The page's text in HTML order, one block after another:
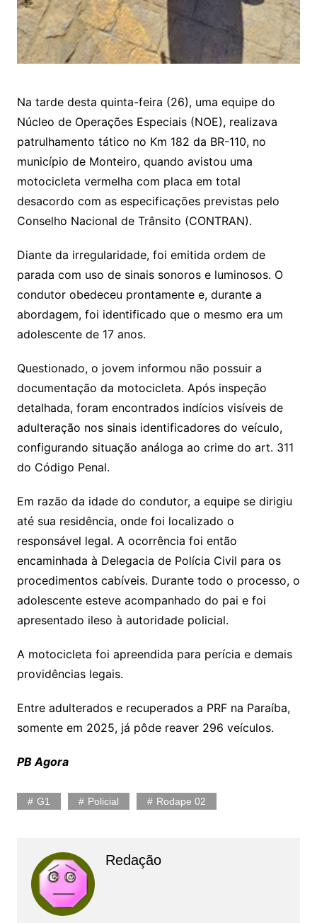
Na tarde desta quinta-feira (26), uma equipe do
Núcleo de Operações Especiais (NOE), realizava
patrulhamento tático no Km 182 da BR-110, no
município de Monteiro, quando avistou uma
motocicleta vermelha com placa em total
desacordo com as especificações previstas pelo
Conselho Nacional de Trânsito (CONTRAN).
Diante da irregularidade, foi emitida ordem de
parada com uso de sinais sonoros e luminosos. O
condutor obedeceu prontamente e, durante a
abordagem, foi identificado que o mesmo era um
adolescente de 17 anos.
Questionado, o jovem informou não possuir a
documentação da motocicleta. Após inspeção
detalhada, foram encontrados indícios visíveis de
adulteração nos sinais identificadores do veículo,
configurando situação análoga ao crime do art. 311
do Código Penal.
Em razão da idade do condutor, a equipe se dirigiu
até sua residência, onde foi localizado o
responsável legal. A ocorrência foi então
encaminhada à Delegacia de Polícia Civil para os
procedimentos cabíveis. Durante todo o processo, o
adolescente esteve acompanhado do pai e foi
apresentado ileso à autoridade policial.
A motocicleta foi apreendida para perícia e demais
providências legais.
Entre adulterados e recuperados a PRF na Paraíba,
somente em 2025, já pôde reaver 296 veículos.
PB Agora
G1 Policial Rodape 02
Redação